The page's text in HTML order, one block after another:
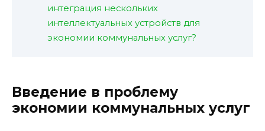
интеграция нескольких
интеллектуальных устройств для
экономии коммунальных услуг?
Введение в проблему
экономии коммунальных услуг